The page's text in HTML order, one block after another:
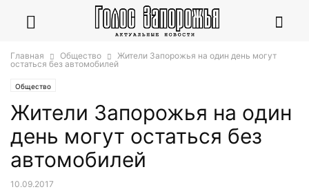
Главная Общество
Жители Запорожья на один день могут
остаться без автомобилей
Общество
Жители Запорожья на один
день могут остаться без
автомобилей
10.09.2017